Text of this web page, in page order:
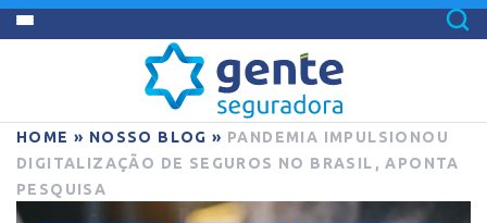
HOME » NOSSO BLOG » PANDEMIA IMPULSIONOU
DIGITALIZAÇÃO DE SEGUROS NO BRASIL, APONTA
PESQUISA